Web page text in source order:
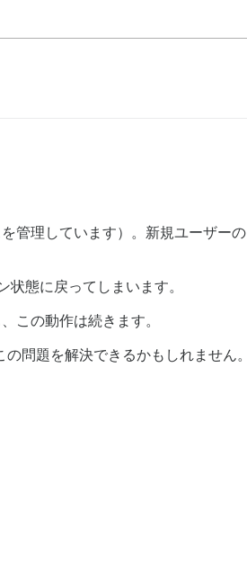
を管理しています）。新規ユーザーの
態に戻ってしまいます。
この動作は続きます。
問題を解決できるかもしれません。